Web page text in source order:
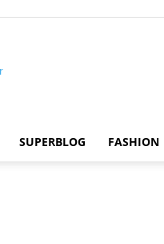
SUPERBLOG FASHION